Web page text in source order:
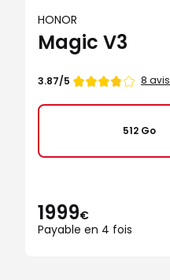
HONOR
Magic V3
Note
3.87/5 8 avis
512 Go
1999€
Payable en 4 fois